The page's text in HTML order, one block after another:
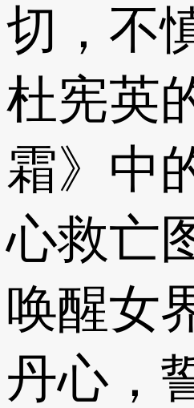
切，不
杜宪英
霜》中
心救亡
唤醒女
丹心，